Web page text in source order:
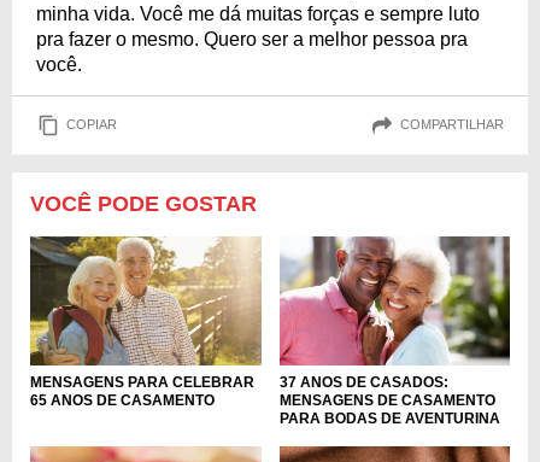
minha vida. Você me dá muitas forças e sempre luto
pra fazer o mesmo. Quero ser a melhor pessoa pra
você.
COPIAR COMPARTILHAR
VOCÊ PODE GOSTAR
MENSAGENS PARA CELEBRAR
65 ANOS DE CASAMENTO
37 ANOS DE CASADOS:
MENSAGENS DE CASAMENTO
PARA BODAS DE AVENTURINA